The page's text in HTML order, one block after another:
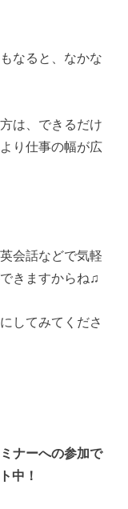
なると、なかな
は、できるだけ
り仕事の幅が広
会話などで気軽
きますからね♫
してみてくださ
ナーへの参加で
中！